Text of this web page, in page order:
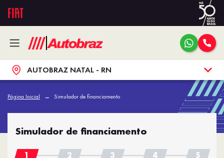
AUTOBRAZ NATAL - RN
Página Inicial Simulador de financiamento
Simulador de financiamento